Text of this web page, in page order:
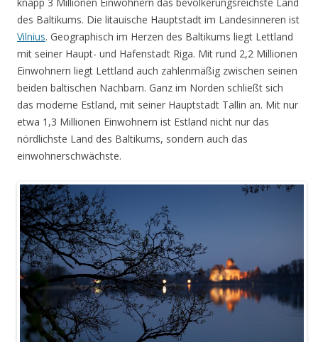
des Baltikums. Die litauische Hauptstadt im Landesinneren ist
Vilnius. Geographisch im Herzen des Baltikums liegt Lettland
mit seiner Haupt- und Hafenstadt Riga. Mit rund 2,2 Millionen
Einwohnern liegt Lettland auch zahlenmäßig zwischen seinen
beiden baltischen Nachbarn. Ganz im Norden schließt sich
das moderne Estland, mit seiner Hauptstadt Tallin an. Mit nur
etwa 1,3 Millionen Einwohnern ist Estland nicht nur das
nördlichste Land des Baltikums, sondern auch das
einwohnerschwächste.